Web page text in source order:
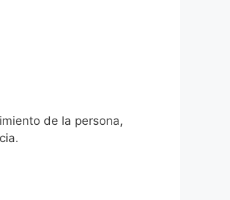
de la persona,